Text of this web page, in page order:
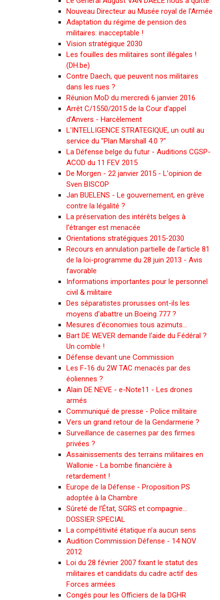
Nouveau Directeur au Musée royal de l'Armée
Adaptation du régime de pension des
militaires: inacceptable !
Vision stratégique 2030
Les fouilles des militaires sont illégales !
(DH.be)
Contre Daech, que peuvent nos militaires
dans les rues ?
Réunion MoD du mercredi 6 janvier 2016
Arrêt C/1550/2015 de la Cour d’appel
d’Anvers - Harcèlement
L'INTELLIGENCE STRATEGIQUE, un outil au
service du "Plan Marshall 4.0 ?"
La Défense belge du futur - Auditions CGSP-
ACOD du 11 FEV 2015
De Morgen - 22 janvier 2015 - L'opinion de
Sven BISCOP
Jan BUELENS - Le gouvernement, en grève
contre la légalité ?
La préservation des intérêts belges à
l’étranger est menacée
Orientations stratégiques 2015-2030
Recours en annulation partielle de l’article 81
de la loi-programme du 28 juin 2013 - Avis
favorable
Informations importantes pour le personnel
civil & militaire
Des séparatistes prorusses ont-ils les
moyens d'abattre un Boeing 777 ?
Mesures d'économies tous azimuts…
Bart DE WEVER demande l'aide du Fédéral ?
Un comble !
Défense devant une Commission
Les F-16 du 2W TAC menacés par des
éoliennes ?
Alain DE NEVE - e-Note11 - Les drones
armés
Communiqué de presse - Police militaire
Vers un grand retour de la Gendarmerie ?
Surveillance de casernes par des firmes
privées ?
Assainissements des terrains militaires en
Wallonie - La bombe financière à
retardement !
Europe de la Défense - Proposition PS
adoptée à la Chambre
Sûreté de l’État, SGRS et compagnie…
DOSSIER SPECIAL
La compétitivité étatique n’a aucun sens
Audition Commission Défense - 14 NOV
2012
Loi du 28 février 2007 fixant le statut des
militaires et candidats du cadre actif des
Forces armées
Congés pour les Officiers de la DGHR